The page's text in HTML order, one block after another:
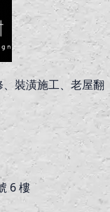
裝潢施工、老屋翻
6 樓